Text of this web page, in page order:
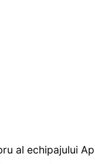
al echipajului